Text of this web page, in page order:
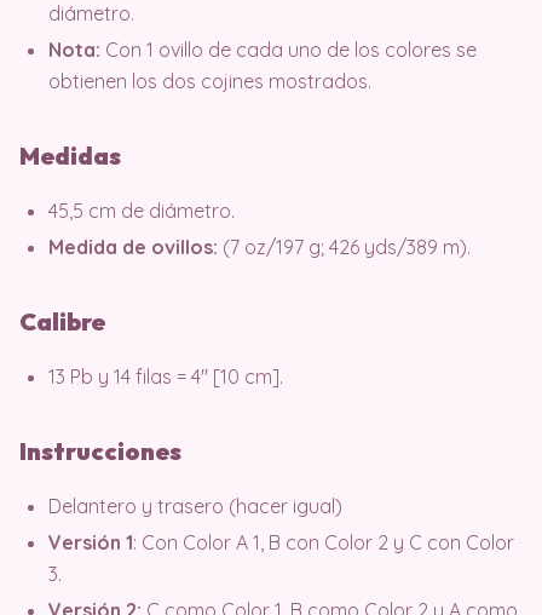
diámetro.
Nota: Con 1 ovillo de cada uno de los colores se
obtienen los dos cojines mostrados.
Medidas
45,5 cm de diámetro.
Medida de ovillos: (7 oz/197 g; 426 yds/389 m).
Calibre
13 Pb y 14 filas = 4″ [10 cm].
Instrucciones
Delantero y trasero (hacer igual)
Versión 1: Con Color A 1, B con Color 2 y C con Color
3.
Versión 2: C como Color 1, B como Color 2 y A como